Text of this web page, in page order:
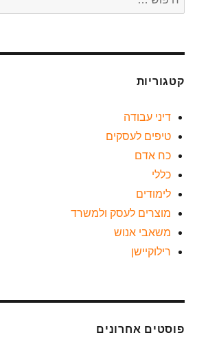
קטגוריות
דיני עבודה
טיפים לעסקים
כח אדם
כללי
לימודים
מוצרים לעסק ולמשרד
משאבי אנוש
רילוקיישן
פוסטים אחרונים